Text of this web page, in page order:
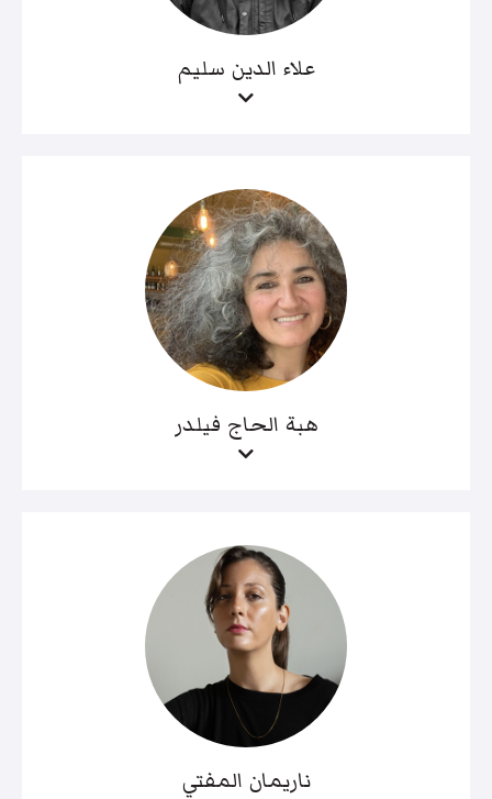
علاء الدين سليم
هبة الحاج فيلدر
ناريمان المفتي